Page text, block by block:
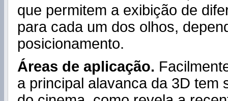
que permitem a exibição de
para cada um dos olhos,
posicionamento.
Áreas de aplicação.
a principal alavanca da 3D tem